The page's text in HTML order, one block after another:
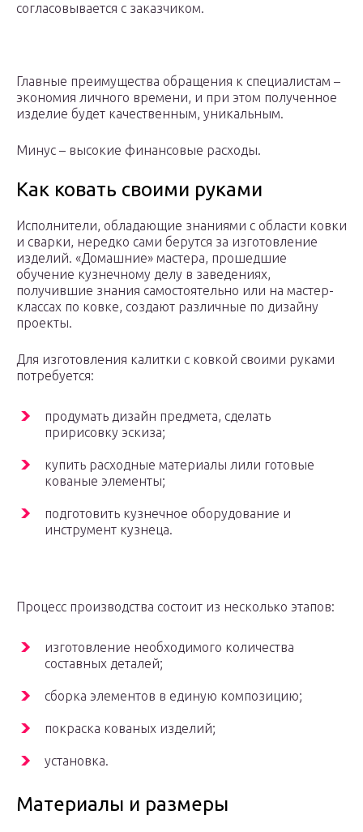
согласовывается с заказчиком.
Главные преимущества обращения к специалистам –
экономия личного времени, и при этом полученное
изделие будет качественным, уникальным.
Минус – высокие финансовые расходы.
Как ковать своими руками
Исполнители, обладающие знаниями с области ковки
и сварки, нередко сами берутся за изготовление
изделий. «Домашние» мастера, прошедшие
обучение кузнечному делу в заведениях,
получившие знания самостоятельно или на мастер-
классах по ковке, создают различные по дизайну
проекты.
Для изготовления калитки с ковкой своими руками
потребуется:
продумать дизайн предмета, сделать
пририсовку эскиза;
купить расходные материалы лили готовые
кованые элементы;
подготовить кузнечное оборудование и
инструмент кузнеца.
Процесс производства состоит из несколько этапов:
изготовление необходимого количества
составных деталей;
сборка элементов в единую композицию;
покраска кованых изделий;
установка.
Материалы и размеры